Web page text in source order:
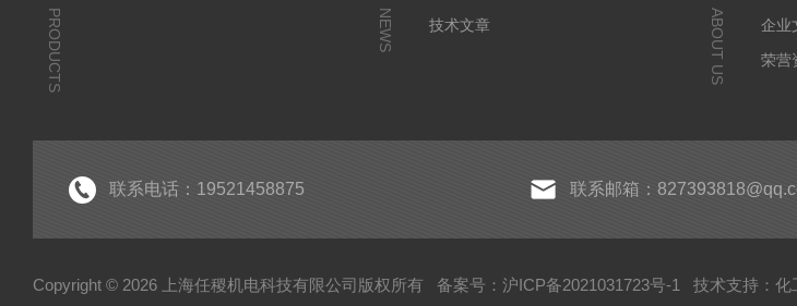
PRODUCTS NEWS
技术文章
ABOUT US
企业
荣营
联系电话：19521458875 联系邮箱：
Copyright © 2026 上海任稷机电科技有限公司版权所有 备案号：沪ICP备2021031723号-1 技术支持： 化